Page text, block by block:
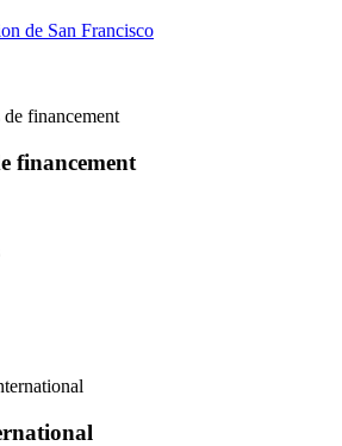
de San Francisco
financement
financement